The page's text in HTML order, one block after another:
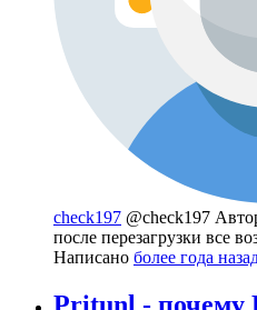
check197 @check197
после перезагрузки все
Написано более года